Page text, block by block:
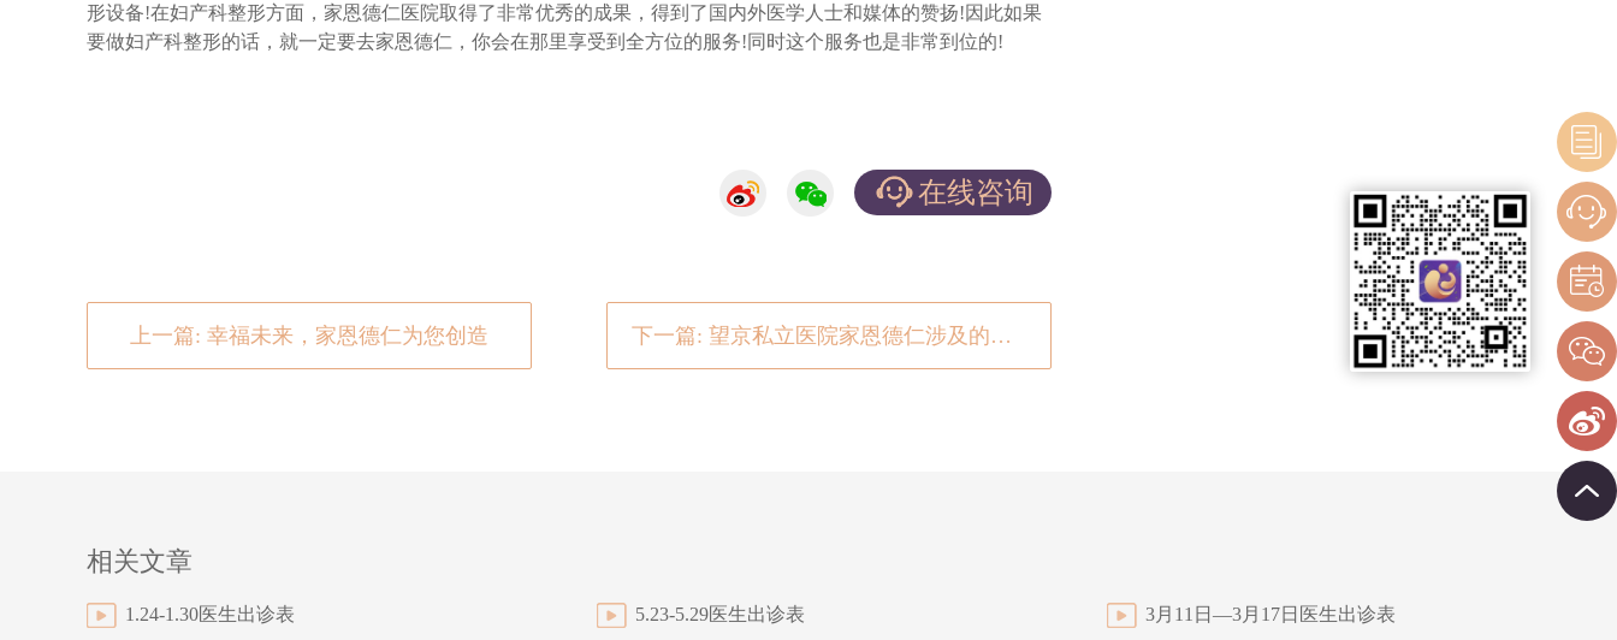
形设备!在妇产科整形方面，家恩德仁医院取得了非常优秀的成果，得到了国内外医学人士和媒体的赞扬!因此如果
要做妇产科整形的话，就一定要去家恩德仁，你会在那里享受到全方位的服务!同时这个服务也是非常到位的!
在线咨询
上一篇: 幸福未来，家恩德仁为您创造 下一篇: 望京私立医院家恩德仁涉及的领域有哪些?
相关文章
1.24-1.30医生出诊表 5.23-5.29医生出诊表 3月11日—3月17日医生出诊表